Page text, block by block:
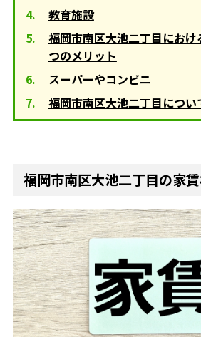
教育施設
福岡市南区大池二丁目にお
つのメリット
スーパーやコンビニ
福岡市南区大池二丁目につい
福岡市南区大池二丁目の家